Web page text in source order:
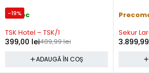
-19%
In stoc
TSK Hotel – TSK/1
489,99lei
399,00 lei
ADAUGĂ ÎN COȘ
Sekur
3.899,99